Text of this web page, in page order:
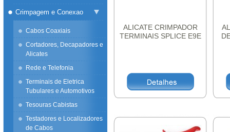
Crimpagem e Conexao
Cabos Coaxiais
Cortadores, Decapadores e
Alicates
Rede e Telefonia
Terminais de Eletrica
Tubulares e Automotivos
Tesouras Cabistas
Testadores e Localizadores
de Cabos
ALICATE CRIMPADOR
TERMINAIS SPLICE E9E